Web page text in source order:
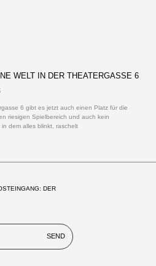
WELT IN DER THEATERGASSE 6
6 gibt es jetzt auch einen Platz für die
riesigen Spielbereich und auch kein
in dem alles blinkt, raschelt
DER
SEND